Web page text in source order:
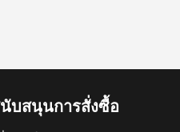
บสนุนการสั่งซื้อ